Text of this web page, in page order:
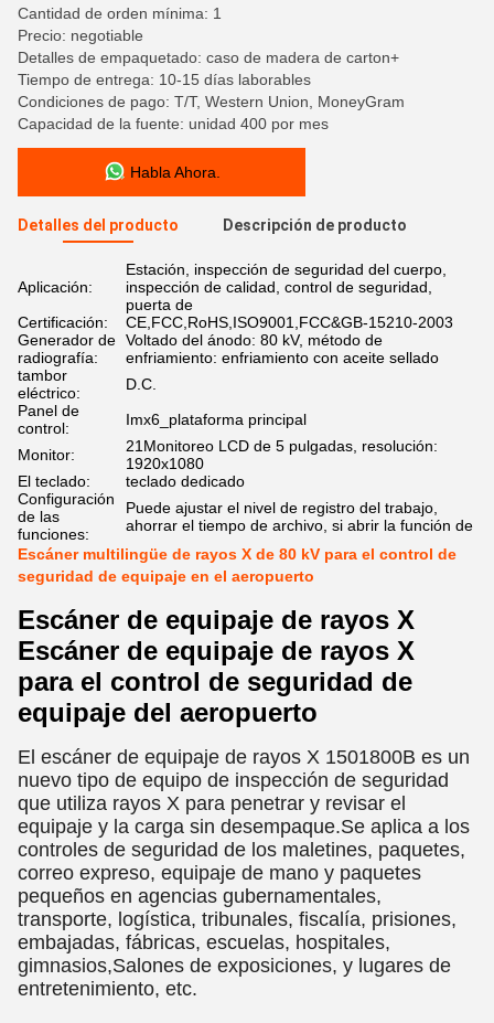
Cantidad de orden mínima: 1
Precio: negotiable
Detalles de empaquetado: caso de madera de carton+
Tiempo de entrega: 10-15 días laborables
Condiciones de pago: T/T, Western Union, MoneyGram
Capacidad de la fuente: unidad 400 por mes
Habla Ahora.
Detalles del producto Descripción de producto
Aplicación:
Estación, inspección de seguridad del cuerpo,
inspección de calidad, control de seguridad,
puerta de
Certificación:
CE,FCC,RoHS,ISO9001,FCC&GB-15210-2003
Generador de
radiografía:
Voltado del ánodo: 80 kV, método de
enfriamiento: enfriamiento con aceite sellado
tambor
eléctrico:
D.C.
Panel de
control:
Imx6_plataforma principal
Monitor:
21Monitoreo LCD de 5 pulgadas, resolución:
1920x1080
El teclado:
teclado dedicado
Configuración
de las
funciones:
Puede ajustar el nivel de registro del trabajo,
ahorrar el tiempo de archivo, si abrir la función de
Escáner multilingüe de rayos X de 80 kV para el control de
seguridad de equipaje en el aeropuerto
Escáner de equipaje de rayos X
Escáner de equipaje de rayos X
para el control de seguridad de
equipaje del aeropuerto
El escáner de equipaje de rayos X 1501800B es un
nuevo tipo de equipo de inspección de seguridad
que utiliza rayos X para penetrar y revisar el
equipaje y la carga sin desempaque.Se aplica a los
controles de seguridad de los maletines, paquetes,
correo expreso, equipaje de mano y paquetes
pequeños en agencias gubernamentales,
transporte, logística, tribunales, fiscalía, prisiones,
embajadas, fábricas, escuelas, hospitales,
gimnasios,Salones de exposiciones, y lugares de
entretenimiento, etc.